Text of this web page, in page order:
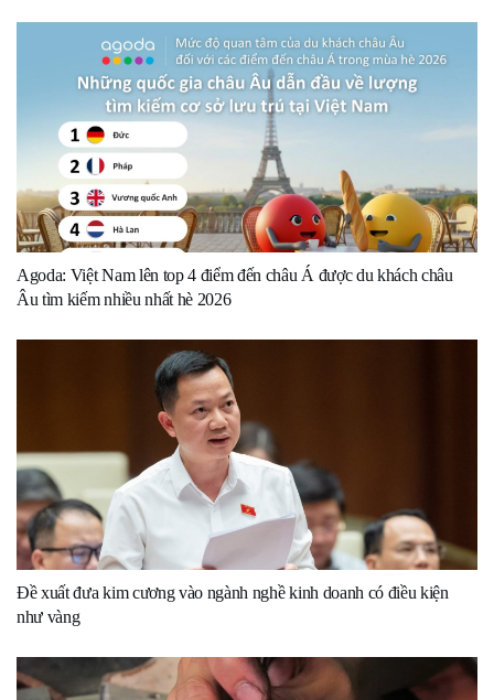
Agoda: Việt Nam lên top 4 điểm đến châu Á được du khách châu
Âu tìm kiếm nhiều nhất hè 2026
Đề xuất đưa kim cương vào ngành nghề kinh doanh có điều kiện
như vàng